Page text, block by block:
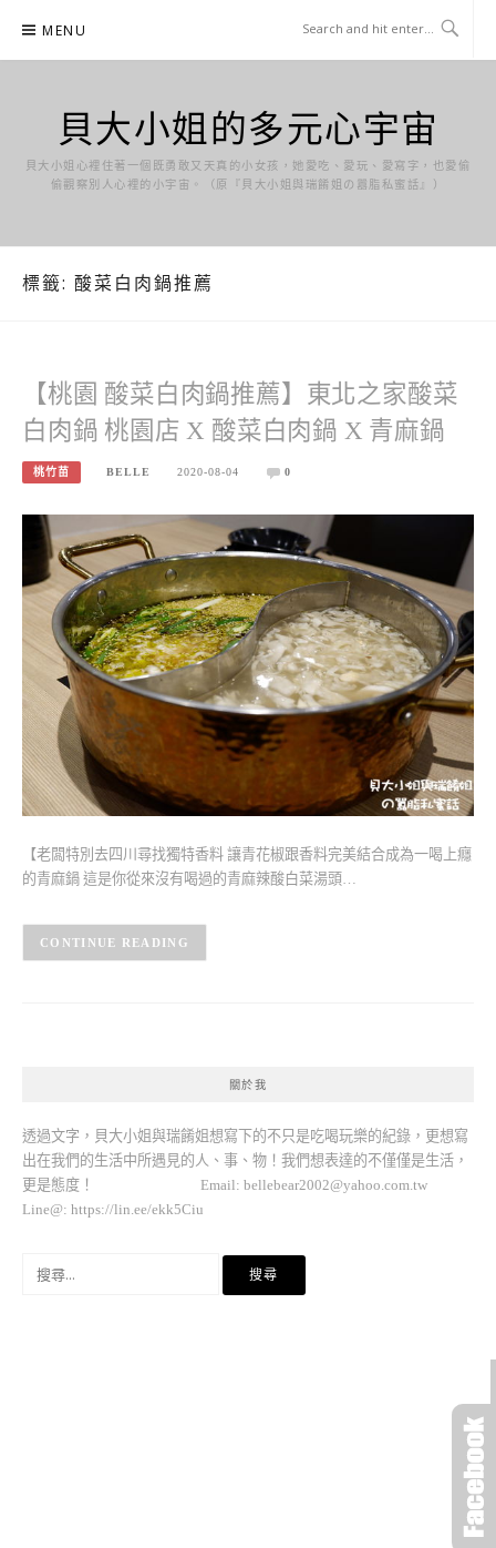
content
MENU
貝大小姐的多元心宇宙
貝大小姐心裡住著一個既勇敢又天真的小女孩，她愛吃、愛玩、愛寫字，也愛偷
偷觀察別人心裡的小宇宙。（原『貝大小姐與瑞餚姐の囂脂私蜜話』）
標籤: 酸菜白肉鍋推薦
【桃園 酸菜白肉鍋推薦】東北之家酸菜
白肉鍋 桃園店 X 酸菜白肉鍋 X 青麻鍋
桃竹苗 BELLE 2020-08-04 0
【老闆特別去四川尋找獨特香料 讓青花椒跟香料完美結合成為一喝上癮
的青麻鍋 這是你從來沒有喝過的青麻辣酸白菜湯頭…
CONTINUE READING
關於我
透過文字，貝大小姐與瑞餚姐想寫下的不只是吃喝玩樂的紀錄，更想寫
出在我們的生活中所遇見的人、事、物！我們想表達的不僅僅是生活，
更是態度！ Email: bellebear2002@yahoo.com.tw
Line@: https://lin.ee/ekk5Ciu